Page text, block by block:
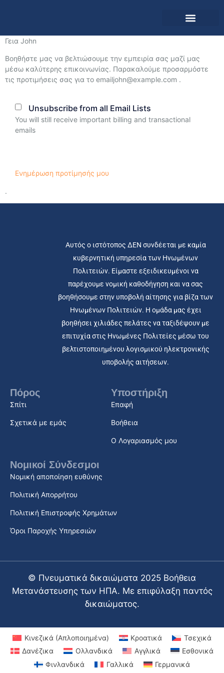
Γεια John
Βοηθήστε μας να βελτιώσουμε την εμπειρία σας μαζί μας
μέσω καλύτερης επικοινωνίας. Παρακαλούμε προσαρμόστε
τις προτιμήσεις σας για το emailjohn@example.com .
Unsubscribe from all Email Lists
You will still receive important billing and transactional
emails
Ενημέρωση προτίμησής μου
.
Αυτός ο ιστότοπος ΔΕΝ συνδέεται με καμία
κυβερνητική υπηρεσία των Ηνωμένων
Πολιτειών. Είμαστε εξειδικευμένοι να
παρέχουμε νομική καθοδήγηση και να σας
βοηθήσουμε στην υποβολή αίτησης για βίζα των
Ηνωμένων Πολιτειών. Η ομάδα μας έχει
βοηθήσει χιλιάδες πελάτες να ταξιδέψουν με
επιτυχία στις Ηνωμένες Πολιτείες μέσω του
βελτιστοποιημένου λογισμικού ηλεκτρονικής
υποβολής αιτήσεων.
Πόρος
Σπίτι
Σχετικά με εμάς
Υποστήριξη
Επαφή
Βοήθεια
Ο Λογαριασμός μου
Νομικοί Σύνδεσμοι
Νομική αποποίηση ευθύνης
Πολιτική Απορρήτου
Πολιτική Επιστροφής Χρημάτων
Όροι Παροχής Υπηρεσιών
© Πνευματικά δικαιώματα 2025 Βοήθεια
Μετανάστευσης των ΗΠΑ. Με επιφύλαξη παντός
δικαιώματος.
Κινεζικά (Απλοποιημένα) Κροατικά
Τσεχικά
Δανέζικα
Ολλανδικά Αγγλικά
Εσθονικά
Φινλανδικά
Γαλλικά
Γερμανικά